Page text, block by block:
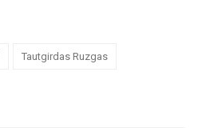
Tautgirdas Ruzgas